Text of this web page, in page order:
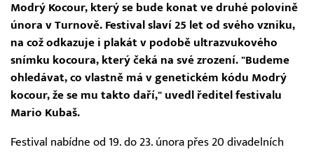
Modrý Kocour, který se bude konat ve druhé polovině
února v Turnově. Festival slaví 25 let od svého vzniku,
na což odkazuje i plakát v podobě ultrazvukového
snímku kocoura, který čeká na své zrození. "Budeme
ohledávat, co vlastně má v genetickém kódu Modrý
kocour, že se mu takto daří," uvedl ředitel festivalu
Mario Kubaš.
Festival nabídne od 19. do 23. února přes 20 divadelních